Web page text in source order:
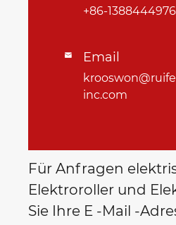
+86-
 Email
inc.com
Für Anfragen
Elektroroller und
Sie Ihre E -Mail -